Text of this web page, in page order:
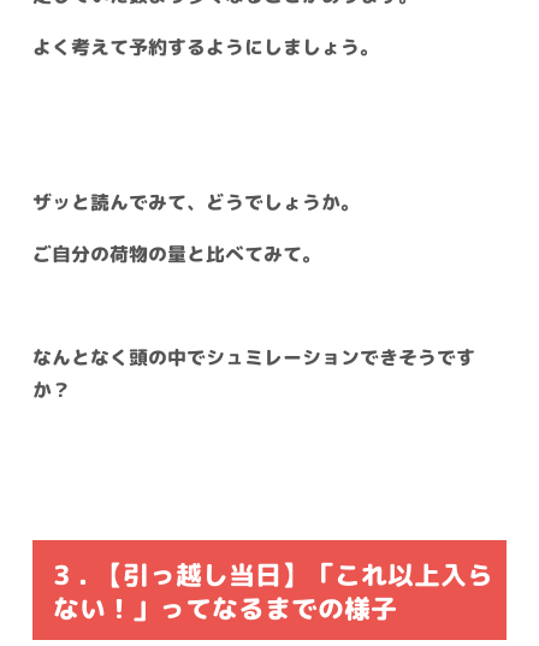
よく考えて予約するようにしましょう。
ザッと読んでみて、どうでしょうか。
ご自分の荷物の量と比べてみて。
なんとなく頭の中でシュミレーションできそうです
か？
3 . 【引っ越し当日】「これ以上入ら
ない！」ってなるまでの様子